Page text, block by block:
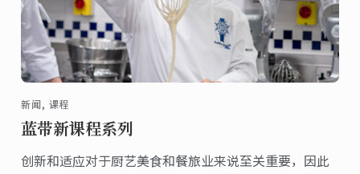
新闻, 课程
蓝带新课程系列
创新和适应对于厨艺美食和餐旅业来说至关重要，因此